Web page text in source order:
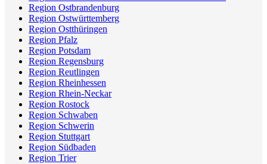
Region Ostbrandenburg
Region Ostwürttemberg
Region Ostthüringen
Region Pfalz
Region Potsdam
Region Regensburg
Region Reutlingen
Region Rheinhessen
Region Rhein-Neckar
Region Rostock
Region Schwaben
Region Schwerin
Region Stuttgart
Region Südbaden
Region Trier